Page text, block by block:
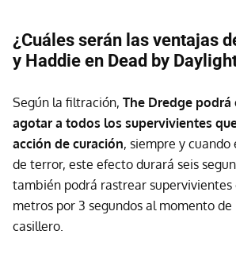
¿Cuáles serán las ventajas
y Haddie en Dead by
Según la filtración, The Dredge podrá
agotar a todos los supervivientes
acción de curación, siempre y cuando
de terror, este efecto durará seis
también podrá rastrear supervivientes
metros por 3 segundos al momento de
casillero.